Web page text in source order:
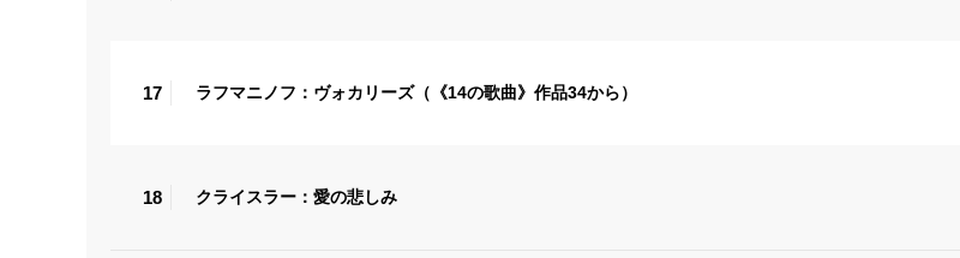
17 ラフマニノフ：ヴォカリーズ（《14の歌曲》作品34から）
18 クライスラー：愛の悲しみ